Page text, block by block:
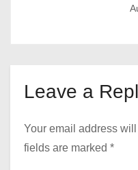
Leave a
Your email address
fields are marked *